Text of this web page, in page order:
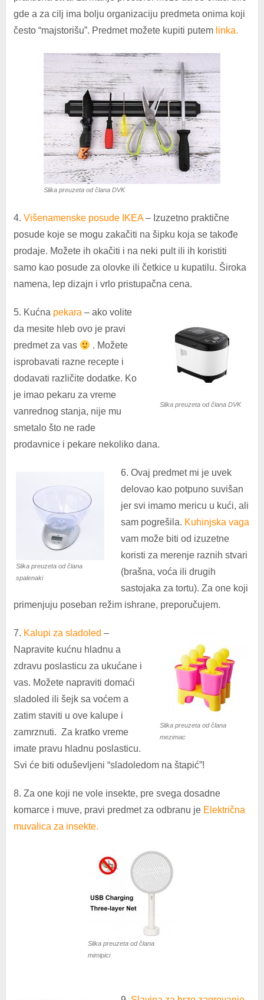
gde a za cilj ima bolju organizaciju predmeta onima koji
često “majstorišu”. Predmet možete kupiti putem linka.
Slika preuzeta od člana DVK
4. Višenamenske posude IKEA– Izuzetno praktične
posude koje se mogu zakačiti na šipku koja se takođe
prodaje. Možete ih okačiti i na neki pult ili ih koristiti
samo kao posude za olovke ili četkice u kupatilu. Široka
namena, lep dizajn i vrlo pristupačna cena.
Slika preuzeta od člana DVK
5. Kućna pekara – ako volite
da mesite hleb ovo je pravi
predmet za vas
. Možete
isprobavati razne recepte i
dodavati različite dodatke. Ko
je imao pekaru za vreme
vanrednog stanja, nije mu
smetalo što ne rade
prodavnice i pekare nekoliko dana.
Slika preuzeta od člana
spalenaki
6. Ovaj predmet mi je uvek
delovao kao potpuno suvišan
jer svi imamo mericu u kući, ali
sam pogrešila. Kuhinjska vaga
vam može biti od izuzetne
koristi za merenje raznih stvari
(brašna, voća ili drugih
sastojaka za tortu). Za one koji
primenjuju poseban režim ishrane, preporučujem.
Slika preuzeta od člana
mezimac
7. Kalupi za sladoled –
Napravite kućnu hladnu a
zdravu poslasticu za ukućane i
vas. Možete napraviti domaći
sladoled ili šejk sa voćem a
zatim staviti u ove kalupe i
zamrznuti. Za kratko vreme
imate pravu hladnu poslasticu.
Svi će biti oduševljeni “sladoledom na štapić”!
8. Za one koji ne vole insekte, pre svega dosadne
komarce i muve, pravi predmet za odbranu je Električna
muvalica za insekte.
Slika preuzeta od člana
mimipici